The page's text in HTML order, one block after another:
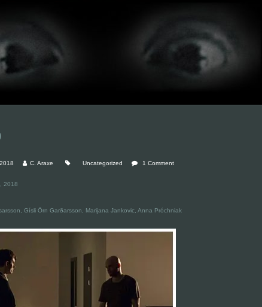
C. Araxe Uncategorized 1 Comment
2018
Gísli Örn Garðarsson, Marijana Jankovic, Anna Próchniak